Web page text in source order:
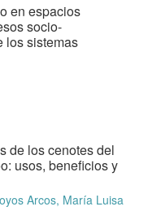
en espacios
socio-
los sistemas
de los cenotes del
usos, beneficios y
Arcos, María Luisa